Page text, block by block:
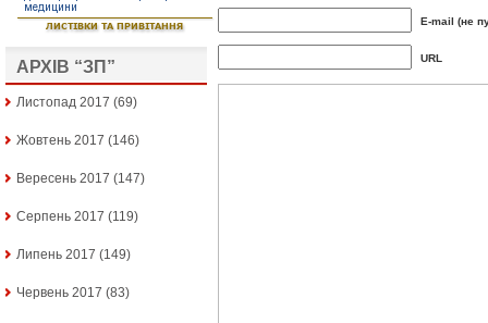
АРХІВ “ЗП”
Листопад 2017 (69)
Жовтень 2017 (146)
Вересень 2017 (147)
Серпень 2017 (119)
Липень 2017 (149)
Червень 2017 (83)
E-mail (не
URL